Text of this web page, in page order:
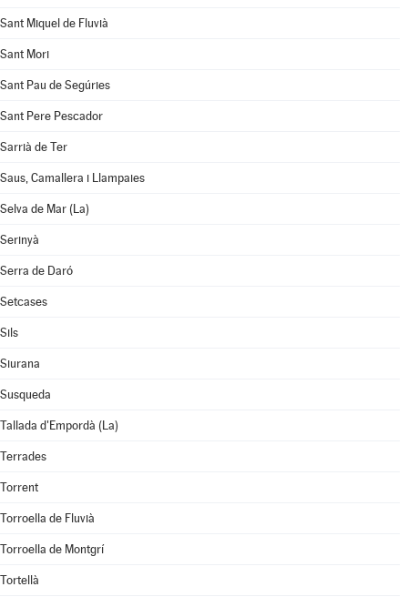
Sant Miquel de Fluvià
Sant Mori
Sant Pau de Segúries
Sant Pere Pescador
Sarrià de Ter
Saus, Camallera i Llampaies
Selva de Mar (La)
Serinyà
Serra de Daró
Setcases
Sils
Siurana
Susqueda
Tallada d'Empordà (La)
Terrades
Torrent
Torroella de Fluvià
Torroella de Montgrí
Tortellà